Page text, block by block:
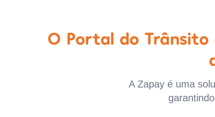
O Portal do
A Zapay é uma